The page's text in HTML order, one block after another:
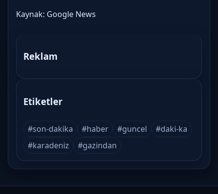
Kaynak: Google News
Reklam
Etiketler
#son-dakika #haber #guncel
#daki-ka
#karadeniz
#gazindan